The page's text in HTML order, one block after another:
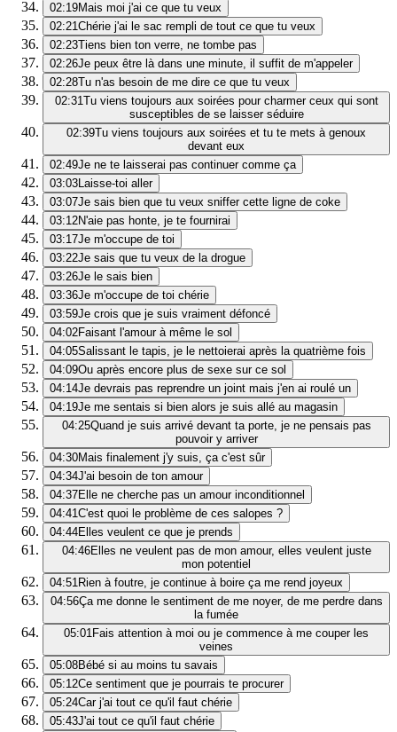
02:19Mais moi j'ai ce que tu veux
02:21Chérie j'ai le sac rempli de tout ce que tu veux
02:23Tiens bien ton verre, ne tombe pas
02:26Je peux être là dans une minute, il suffit de m'appeler
02:28Tu n'as besoin de me dire ce que tu veux
02:31Tu viens toujours aux soirées pour charmer ceux qui sont
susceptibles de se laisser séduire
02:39Tu viens toujours aux soirées et tu te mets à genoux
devant eux
02:49Je ne te laisserai pas continuer comme ça
03:03Laisse-toi aller
03:07Je sais bien que tu veux sniffer cette ligne de coke
03:12N'aie pas honte, je te fournirai
03:17Je m'occupe de toi
03:22Je sais que tu veux de la drogue
03:26Je le sais bien
03:36Je m'occupe de toi chérie
03:59Je crois que je suis vraiment défoncé
04:02Faisant l'amour à même le sol
04:05Salissant le tapis, je le nettoierai après la quatrième fois
04:09Ou après encore plus de sexe sur ce sol
04:14Je devrais pas reprendre un joint mais j'en ai roulé un
04:19Je me sentais si bien alors je suis allé au magasin
04:25Quand je suis arrivé devant ta porte, je ne pensais pas
pouvoir y arriver
04:30Mais finalement j'y suis, ça c'est sûr
04:34J'ai besoin de ton amour
04:37Elle ne cherche pas un amour inconditionnel
04:41C'est quoi le problème de ces salopes ?
04:44Elles veulent ce que je prends
04:46Elles ne veulent pas de mon amour, elles veulent juste
mon potentiel
04:51Rien à foutre, je continue à boire ça me rend joyeux
04:56Ça me donne le sentiment de me noyer, de me perdre dans
la fumée
05:01Fais attention à moi ou je commence à me couper les
veines
05:08Bébé si au moins tu savais
05:12Ce sentiment que je pourrais te procurer
05:24Car j'ai tout ce qu'il faut chérie
05:43J'ai tout ce qu'il faut chérie